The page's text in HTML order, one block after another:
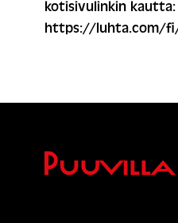
kotisivulinkin kautta:
https://luhta.com/